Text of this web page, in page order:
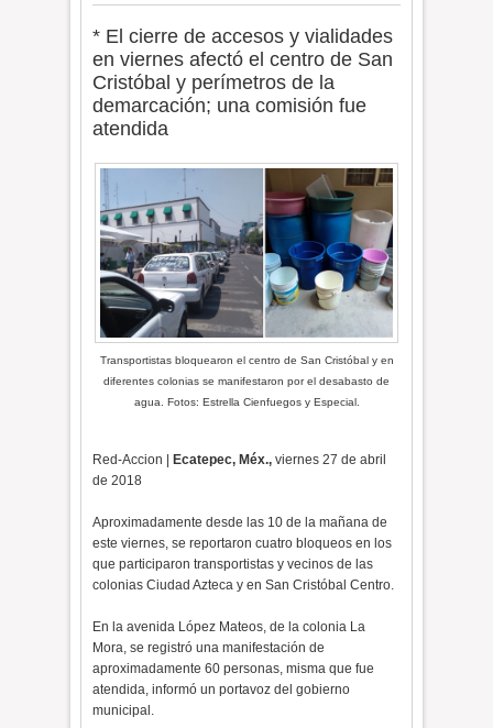
* El cierre de accesos y vialidades
en viernes afectó el centro de San
Cristóbal y perímetros de la
demarcación; una comisión fue
atendida
Transportistas bloquearon el centro de San Cristóbal y en
diferentes colonias se manifestaron por el desabasto de
agua. Fotos: Estrella Cienfuegos y Especial.
Red-Accion | Ecatepec, Méx.,viernes 27 de abril
de 2018
Aproximadamente desde las 10 de la mañana de
este viernes, se reportaron cuatro bloqueos en los
que participaron transportistas y vecinos de las
colonias Ciudad Azteca y en San Cristóbal Centro.
En la avenida López Mateos, de la colonia La
Mora, se registró una manifestación de
aproximadamente 60 personas, misma que fue
atendida, informó un portavoz del gobierno
municipal.